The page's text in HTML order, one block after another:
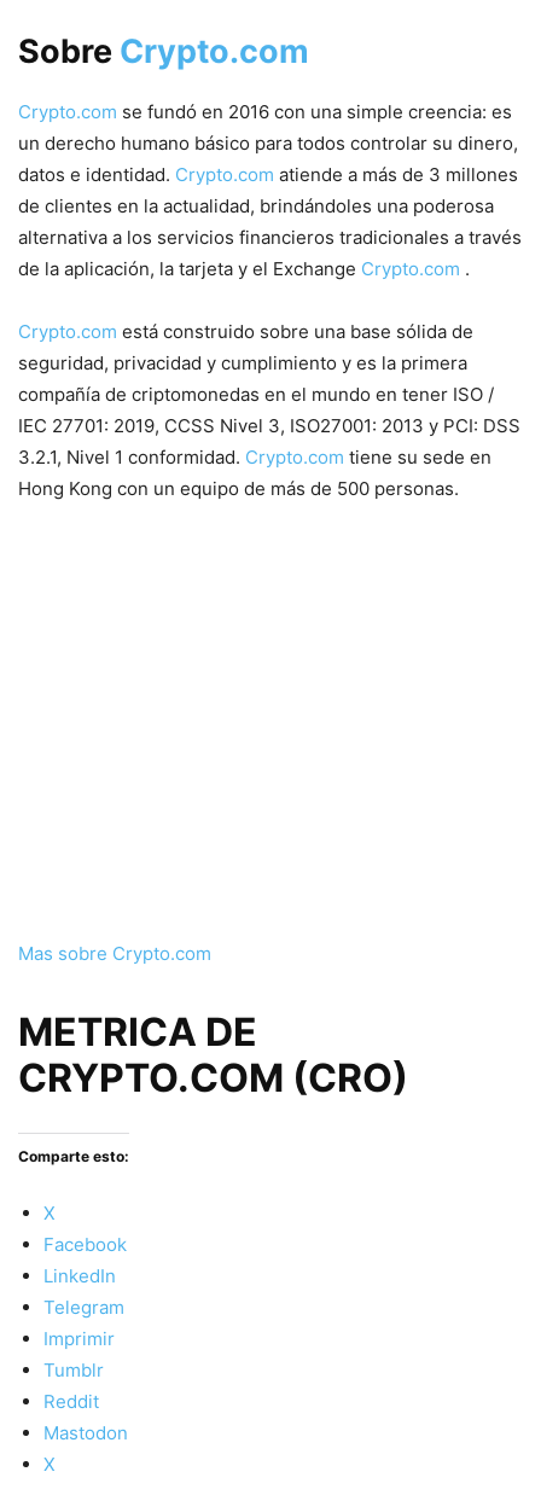
Sobre Crypto.com
Crypto.com se fundó en 2016 con una simple creencia: es
un derecho humano básico para todos controlar su dinero,
datos e identidad. Crypto.com atiende a más de 3 millones
de clientes en la actualidad, brindándoles una poderosa
alternativa a los servicios financieros tradicionales a través
de la aplicación, la tarjeta y el Exchange Crypto.com .
Crypto.com está construido sobre una base sólida de
seguridad, privacidad y cumplimiento y es la primera
compañía de criptomonedas en el mundo en tener ISO /
IEC 27701: 2019, CCSS Nivel 3, ISO27001: 2013 y PCI: DSS
3.2.1, Nivel 1 conformidad. Crypto.com tiene su sede en
Hong Kong con un equipo de más de 500 personas.
Mas sobre Crypto.com
METRICA DE
CRYPTO.COM (CRO)
Comparte esto:
X
Facebook
LinkedIn
Telegram
Imprimir
Tumblr
Reddit
Mastodon
X